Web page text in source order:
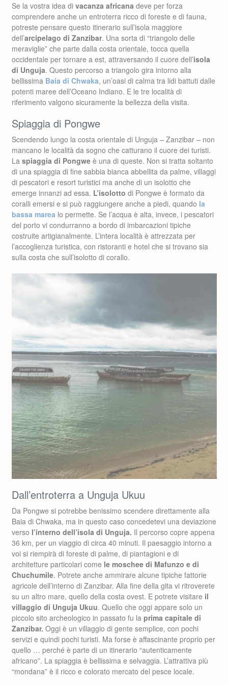
Se la vostra idea di vacanza africana deve per forza
comprendere anche un entroterra ricco di foreste e di fauna,
potreste pensare questo itinerario sull’isola maggiore
dell’arcipelago di Zanzibar. Una sorta di “triangolo delle
meraviglie” che parte dalla costa orientale, tocca quella
occidentale per tornare a est, attraversando il cuore dell’isola
di Unguja. Questo percorso a triangolo gira intorno alla
bellissima Baia di Chwaka, un’oasi di calma tra lidi battuti dalle
potenti maree dell’Oceano Indiano. E le tre località di
riferimento valgono sicuramente la bellezza della visita.
Spiaggia di Pongwe
Scendendo lungo la costa orientale di Unguja – Zanzibar – non
mancano le località da sogno che catturano il cuore dei turisti.
La spiaggia di Pongwe è una di queste. Non si tratta soltanto
di una spiaggia di fine sabbia bianca abbellita da palme, villaggi
di pescatori e resort turistici ma anche di un isolotto che
emerge innanzi ad essa. L’isolotto di Pongwe è formato da
coralli emersi e si può raggiungere anche a piedi, quando la
bassa marea lo permette. Se l’acqua è alta, invece, i pescatori
del porto vi condurranno a bordo di imbarcazioni tipiche
costruite artigianalmente. L’intera località è attrezzata per
l’accoglienza turistica, con ristoranti e hotel che si trovano sia
sulla costa che sull’isolotto di corallo.
Dall’entroterra a Unguja Ukuu
Da Pongwe si potrebbe benissimo scendere direttamente alla
Baia di Chwaka, ma in questo caso concedetevi una deviazione
verso l’interno dell’isola di Unguja. Il percorso copre appena
36 km, per un viaggio di circa 40 minuti. Il paesaggio intorno a
voi si riempirà di foreste di palme, di piantagioni e di
architetture particolari come le moschee di Mafunzo e di
Chuchumile. Potrete anche ammirare alcune tipiche fattorie
agricole dell’interno di Zanzibar. Alla fine della gita vi ritroverete
su un altro mare, quello della costa ovest. E potrete visitare il
villaggio di Unguja Ukuu. Quello che oggi appare solo un
piccolo sito archeologico in passato fu la prima capitale di
Zanzibar. Oggi è un villaggio di gente semplice, con pochi
servizi e quindi pochi turisti. Ma forse è affascinante proprio per
quello … perché è parte di un itinerario “autenticamente
africano”. La spiaggia è bellissima e selvaggia. L’attrattiva più
“mondana” è il ricco e colorato mercato del pesce locale.